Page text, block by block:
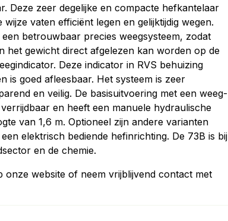
Deze zeer degelijke en compacte hefkantelaar
vaten efficiënt legen en gelijktijdig wegen.
betrouwbaar precies weegsysteem, zodat
het gewicht direct afgelezen kan worden op de
Deze indicator in RVS behuizing
is goed afleesbaar. Het systeem is zeer
en veilig. De basisuitvoering met een weeg-
en heeft een manuele hydraulische
van 1,6 m. Optioneel zijn andere varianten
elektrisch bediende hefinrichting. De 73B is bij
en de chemie.
onze website of neem vrijblijvend contact met